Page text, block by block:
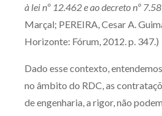
à lei nº 12.462 e ao decreto nº
Marçal; PEREIRA, Cesar A.
Horizonte: Fórum, 2012. p. 347.)
Dado esse contexto,
no âmbito do RDC, as
de engenharia, a rigor, não